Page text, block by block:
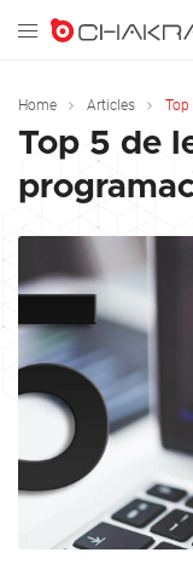
Home Articles Top
Top 5 de